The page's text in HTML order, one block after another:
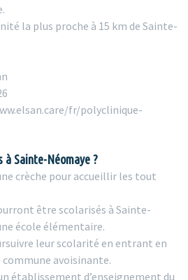
la plus proche à 15 km de Sainte-
fr/polyclinique-
à Sainte-Néomaye ?
crèche pour accueillir les tout
être scolarisés à Sainte-
école élémentaire.
leur scolarité en entrant en
commune avoisinante.
établissement d’enseignement du